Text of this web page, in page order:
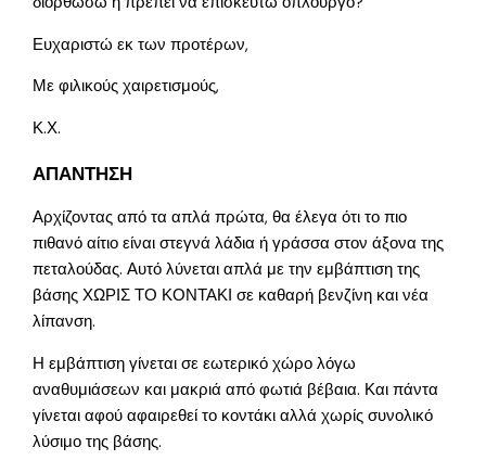
Ευχαριστώ εκ των προτέρων,
Με φιλικούς χαιρετισμούς,
Κ.Χ.
ΑΠΑΝΤΗΣΗ
Αρχίζοντας από τα απλά πρώτα, θα έλεγα ότι το πιο
πιθανό αίτιο είναι στεγνά λάδια ή γράσσα στον άξονα της
πεταλούδας. Αυτό λύνεται απλά με την εμβάπτιση της
βάσης ΧΩΡΙΣ ΤΟ ΚΟΝΤΑΚΙ σε καθαρή βενζίνη και νέα
λίπανση.
Η εμβάπτιση γίνεται σε εωτερικό χώρο λόγω
αναθυμιάσεων και μακριά από φωτιά βέβαια. Και πάντα
γίνεται αφού αφαιρεθεί το κοντάκι αλλά χωρίς συνολικό
λύσιμο της βάσης.